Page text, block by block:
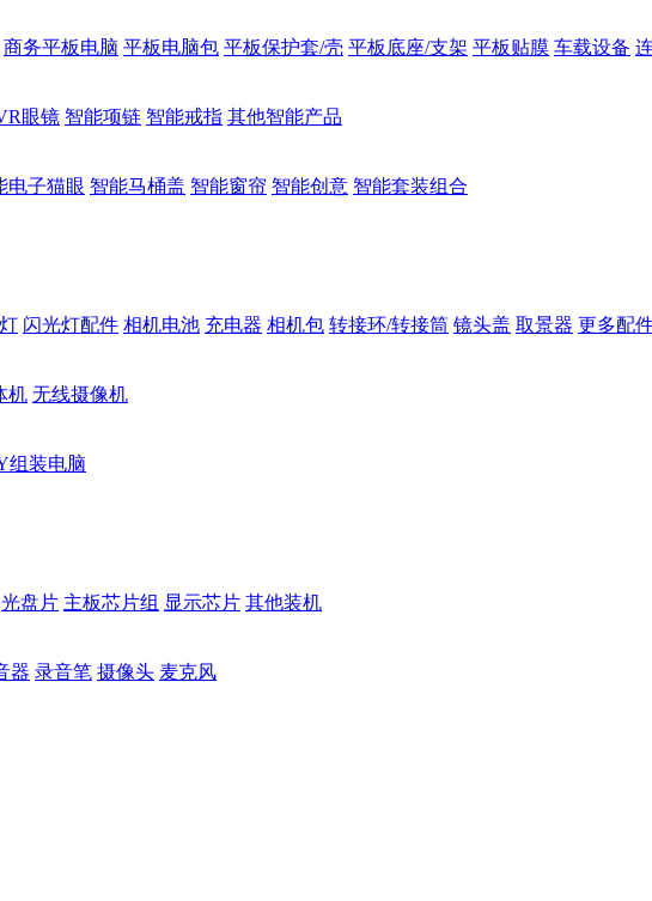
商务平板电脑 平板电脑包 平板保护套/壳 平板底座/支架 平板贴膜 车载设备
眼镜 智能项链 智能戒指 其他智能产品
电子猫眼 智能马桶盖 智能窗帘 智能创意 智能套装组合
闪光灯配件 相机电池 充电器 相机包 转接环/转接筒 镜头盖 取景器 更多配
机 无线摄像机
组装电脑
光盘片 主板芯片组 显示芯片 其他装机
器 录音笔 摄像头 麦克风